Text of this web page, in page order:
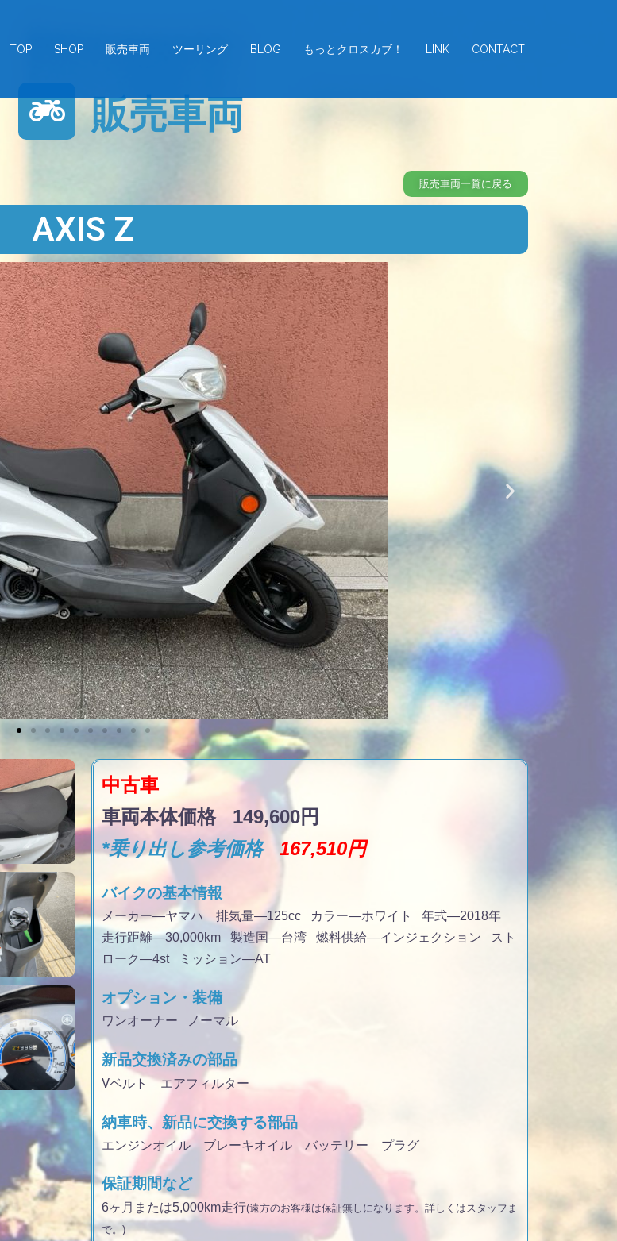
TOP SHOP 販売車両 ツーリング BLOG もっとクロスカブ！ LINK CONTACT
販売車両
販売車両一覧に戻る
AXIS Z
中古車
車両本体価格 149,600円
*乗り出し参考価格 167,510円
バイクの基本情報
メーカー—ヤマハ 排気量—125cc カラー—ホワイト 年式—2018年
走行距離—30,000km 製造国—台湾 燃料供給—インジェクション スト
ローク—4stミッション—AT
オプション・装備
ワンオーナー ノーマル
新品交換済みの部品
Vベルト エアフィルター
納車時、新品に交換する部品
エンジンオイル ブレーキオイル バッテリー プラグ
保証期間など
6ヶ月または5,000km走行(遠方のお客様は保証無しになります。詳しくはスタッフま
で。)